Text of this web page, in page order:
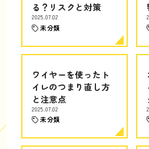
る？リスクと対策
2025.07.02
未分類
ワイヤーを使ったト
イレのつまり直し方
と注意点
2025.07.02
未分類